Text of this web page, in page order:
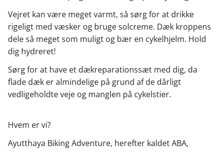
Vejret kan være meget varmt, så sørg for at drikke
rigeligt med væsker og bruge solcreme. Dæk kroppens
dele så meget som muligt og bær en cykelhjelm. Hold
dig hydreret!
Sørg for at have et dækreparationssæt med dig, da
flade dæk er almindelige på grund af de dårligt
vedligeholdte veje og manglen på cykelstier.
Hvem er vi?
Ayutthaya Biking Adventure, herefter kaldet ABA,